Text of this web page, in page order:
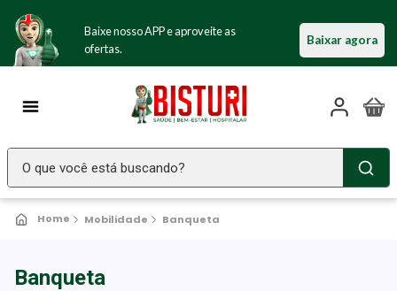
Baixe nosso APP e aproveite as
ofertas.
Baixar agora
O que você está buscando?
Mobilidade Banqueta
Banqueta
2º Fralda Geriatrica